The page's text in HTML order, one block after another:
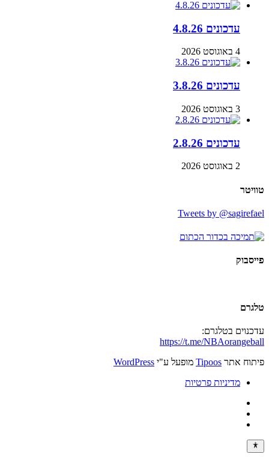
עדכונים 4.8.26
4 באוגוסט 2026
עדכונים 3.8.26
3 באוגוסט 2026
עדכונים 2.8.26
2 באוגוסט 2026
טוויטר
Tweets by @sagirefael
פייסבוק
טלגרם
עדכנוים בטלגרם:
https://t.me/NBAorangeball
פיתוח אתר Tipoos מופעל ע"י WordPress
מדיניות פרטיות